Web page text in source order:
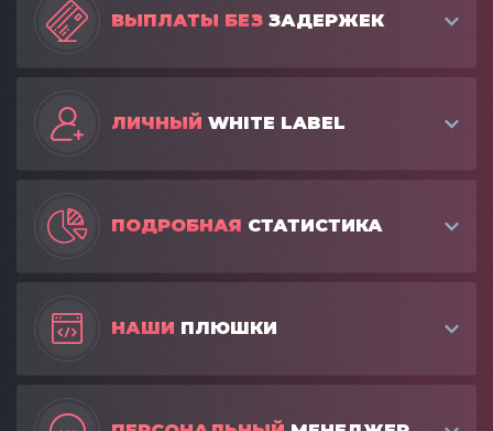
ВЫПЛАТЫ БЕЗ ЗАДЕРЖЕК
ЛИЧНЫЙ WHITE LABEL
ПОДРОБНАЯ СТАТИСТИКА
НАШИ ПЛЮШКИ